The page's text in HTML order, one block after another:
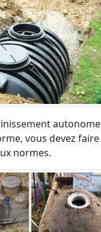
autonome
vous devez faire
normes.